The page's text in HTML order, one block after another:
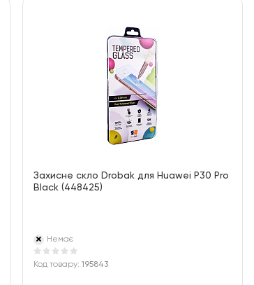
Захисне скло Drobak для Huawei P30 Pro
Black (448425)
Немає
Код товару:195843